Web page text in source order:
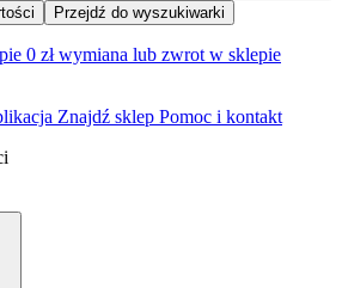
Przejdź do wyszukiwarki
0 zł wymiana lub zwrot w sklepie
Znajdź sklep Pomoc i kontakt